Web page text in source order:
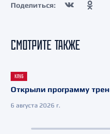
Поделиться:
СМОТРИТЕ ТАКЖЕ
КЛУБ
Открыли программу
6 августа 2026 г.